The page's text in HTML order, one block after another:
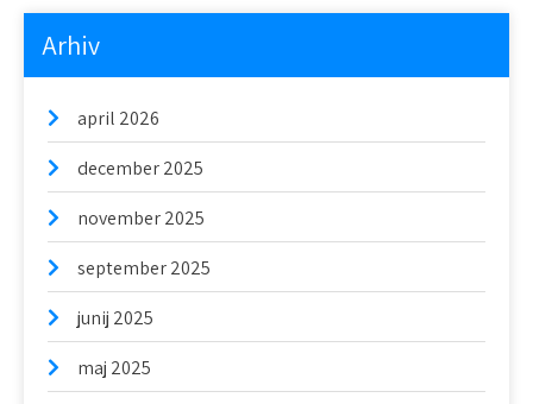
Arhiv
april 2026
december 2025
november 2025
september 2025
junij 2025
maj 2025